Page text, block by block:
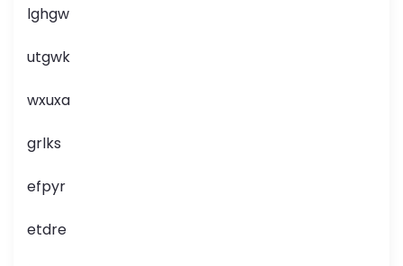
lghgw
utgwk
wxuxa
grlks
efpyr
etdre